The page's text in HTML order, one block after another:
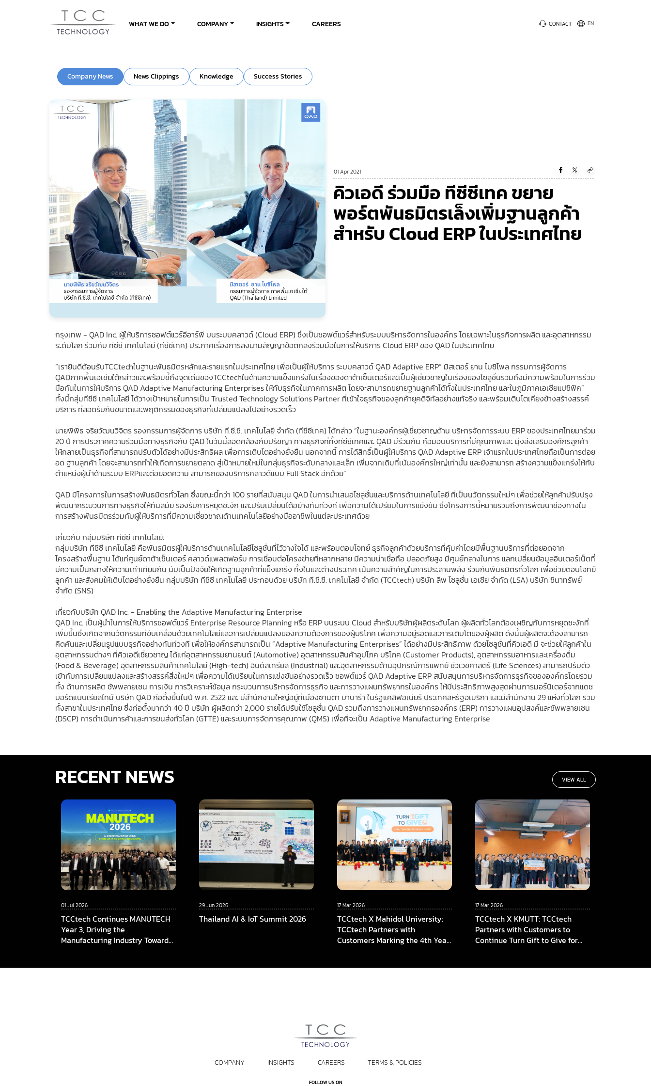
WHAT WE DO COMPANY INSIGHTS CAREERS CONTACT
Company News News Clippings Knowledge Success Stories
01 Apr 2021
คิวเอดี ร่วมมือ ทีซีซีเทค ขยาย
พอร์ตพันธมิตรเล็งเพิ่มฐานลูกค้า
สำหรับ Cloud ERP ในประเทศไทย
กรุงเทพ - QAD Inc. ผู้ให้บริการซอฟต์แวร์อีอาร์พี บนระบบคลาวด์ (Cloud ERP) ซึ่งเป็นซอฟต์แวร์สำหรับระบบบริหารจัดการในองค์กร โดยเฉพาะในธุรกิจการผลิต และอุตสาหกรรม
ระดับโลก ร่วมกับ ทีซีซี เทคโนโลยี (ทีซีซีเทค) ประกาศเรื่องการลงนามสัญญาข้อตกลงร่วมมือในการให้บริการ Cloud ERP ของ QAD ในประเทศไทย
“เรายินดีต้อนรับTCCtechในฐานะพันธมิตรหลักและรายแรกในประเทศไทย เพื่อเป็นผู้ให้บริการ ระบบคลาวด์ QAD Adaptive ERP” มิสเตอร์ ยาน ไบซิโพล กรรมการผู้จัดการ
QADภาคพื้นเอเชียใต้กล่าวและพร้อมชี้ถึงจุดเด่นของTCCtechในด้านความแข็งแกร่งในเรื่องของดาต้าเซ็นเตอร์และเป็นผู้เชี่ยวชาญในเรื่องของโซลูชั่นรวมถึงมีความพร้อมในการร่วม
มือกันในการให้บริการ QAD Adaptive Manufacturing Enterprises ให้กับธุรกิจในภาคการผลิต โดยจะสามารถขยายฐานลูกค้าได้ทั้งในประเทศไทย และในภูมิภาคเอเชียแปซิฟิค”
ทั้งนี้กลุ่มทีซีซี เทคโนโลยี ได้วางเป้าหมายในการเป็น Trusted Technology Solutions Partner ที่เข้าใจธุรกิจของลูกค้ายุคดิจิทัลอย่างแท้จริง และพร้อมเติบโตเคียงข้างสร้างสรรค์
บริการ ที่สอดรับกับขนาดและพฤติกรรมของธุรกิจที่เปลี่ยนแปลงไปอย่างรวดเร็ว
นายพิพิธ จริยวัฒนวิจิตร รองกรรมการผู้จัดการ บริษัท ที.ซี.ซี. เทคโนโลยี จำกัด (ทีซีซีเทค) ได้กล่าว “ในฐานะองค์กรผู้เชี่ยวชาญด้าน บริหารจัดการระบบ ERP ของประเทศไทยมาร่วม
20 ปี การประกาศความร่วมมือทางธุรกิจกับ QAD ในวันนี้สอดคล้องกับปรัชญา ทางธุรกิจที่ทั้งทีซีซีเทคและ QAD มีร่วมกัน คือมอบบริการที่มีคุณภาพและ มุ่งส่งเสริมองค์กรลูกค้า
ให้กลายเป็นธุรกิจที่สามารถปรับตัวได้อย่างมีประสิทธิผล เพื่อการเติบโตอย่างยั่งยืน นอกจากนี้ การได้สิทธิ์เป็นผู้ให้บริการ QAD Adaptive ERP เจ้าแรกในประเทศไทยถือเป็นการต่อย
อด ฐานลูกค้า โดยจะสามารถทำให้เกิดการขยายตลาด สู่เป้าหมายใหม่ในกลุ่มธุรกิจระดับกลางและเล็ก เพิ่มจากเดิมที่เน้นองค์กรใหญ่เท่านั้น และยังสามารถ สร้างความแข็งแกร่งให้กับ
ตำแหน่งผู้นำด้านระบบ ERPและต่อยอดความ สามารถของบริการคลาวด์แบบ Full Stack อีกด้วย”
QAD มีโครงการในการสร้างพันธมิตรทั่วโลก ซึ่งขณะนี้กว่า 100 รายที่สนับสนุน QAD ในการนำเสนอโซลูชั่นและบริการด้านเทคโนโลยี ที่เป็นนวัตกรรมใหม่ๆ เพื่อช่วยให้ลูกค้าปรับปรุง
พัฒนากระบวนการทางธุรกิจให้ทันสมัย รองรับการหยุดชะงัก และปรับเปลี่ยนได้อย่างทันท่วงที เพื่อความได้เปรียบในการแข่งขัน ซึ่งโครงการนี้หมายรวมถึงการพัฒนาช่องทางใน
การสร้างพันธมิตรร่วมกับผู้ให้บริการที่มีความเชี่ยวชาญด้านเทคโนโลยีอย่างมืออาชีพในแต่ละประเทศด้วย
เกี่ยวกับ กลุ่มบริษัท ทีซีซี เทคโนโลยี:
กลุ่มบริษัท ทีซีซี เทคโนโลยี คือพันธมิตรผู้ให้บริการด้านเทคโนโลยีโซลูชั่นที่ไว้วางใจได้ และพร้อมตอบโจทย์ ธุรกิจลูกค้าด้วยบริการที่คุ้มค่าโดยมีพื้นฐานบริการที่ต่อยอดจาก
โครงสร้างพื้นฐาน ได้แก่ศูนย์ดาต้าเซ็นเตอร์ คลาวด์แพลตฟอร์ม การเชื่อมต่อโครงข่ายที่หลากหลาย มีความน่าเชื่อถือ ปลอดภัยสูง มีศูนย์กลางในการ แลกเปลี่ยนข้อมูลอินเตอร์เน็ตที่
มีความเป็นกลางให้ความเท่าเทียมกัน นับเป็นปัจจัยให้เกิดฐานลูกค้าที่แข็งแกร่ง ทั้งในและต่างประเทศ เน้นความสำคัญในการประสานพลัง ร่วมกับพันธมิตรทั่วโลก เพื่อช่วยตอบโจทย์
ลูกค้า และสังคมให้เติบโตอย่างยั่งยืน กลุ่มบริษัท ทีซีซี เทคโนโลยี ประกอบด้วย บริษัท ที.ซี.ซี. เทคโนโลยี จำกัด (TCCtech) บริษัท ลีพ โซลูชั่น เอเชีย จำกัด (LSA) บริษัท ชินาทรัพย์
จำกัด (SNS)
เกี่ยวกับบริษัท QAD Inc. - Enabling the Adaptive Manufacturing Enterprise
QAD Inc. เป็นผู้นำในการให้บริการซอฟต์แวร์ Enterprise Resource Planning หรือ ERP บนระบบ Cloud สำหรับบริษัทผู้ผลิตระดับโลก ผู้ผลิตทั่วโลกต้องเผชิญกับการหยุดชะงักที่
เพิ่มขึ้นซึ่งเกิดจากนวัตกรรมที่ขับเคลื่อนด้วยเทคโนโลยีและการเปลี่ยนแปลงของความต้องการของผู้บริโภค เพื่อความอยู่รอดและการเติบโตของผู้ผลิต ดังนั้นผู้ผลิตจะต้องสามารถ
คิดค้นและเปลี่ยนรูปแบบธุรกิจอย่างทันท่วงที เพื่อให้องค์กรสามารถเป็น “Adaptive Manufacturing Enterprises” ได้อย่างมีประสิทธิภาพ ด้วยโซลูชั่นที่คิวเอดี มี จะช่วยให้ลูกค้าใน
อุตสาหกรรมต่างๆ ที่คิวเอดีเชี่ยวชาญ ได้แก่อุตสาหกรรมยานยนต์ (Automotive) อุตสาหกรรมสินค้าอุปโภค บริโภค (Customer Products), อุตสาหกรรมอาหารและเครื่องดื่ม
(Food & Beverage) อุตสาหกรรมสินค้าเทคโนโลยี (High-tech) อินดัสเทรียล (Industrial) และอุตสาหกรรมด้านอุปกรณ์การแพทย์ ชีวเวชศาสตร์ (Life Sciences) สามารถปรับตัว
เข้ากับการเปลี่ยนแปลงและสร้างสรรค์สิ่งใหม่ๆ เพื่อความได้เปรียบในการแข่งขันอย่างรวดเร็ว ซอฟต์แวร์ QAD Adaptive ERP สนับสนุนการบริหารจัดการธุรกิจขององค์กรโดยรวม
ทั้ง ด้านการผลิต ซัพพลายเชน การเงิน การวิเคราะห์ข้อมูล กระบวนการบริหารจัดการธุรกิจ และการวางแผนทรัพยากรในองค์กร ให้มีประสิทธิภาพสูงสุดผ่านการมอร์นิเตอร์จากแดช
บอร์ดแบบเรียลไทม์ บริษัท QAD ก่อตั้งขึ้นในปี พ.ศ. 2522 และ มีสำนักงานใหญ่อยู่ที่เมืองซานตา บาบาร่า ในรัฐแคลิฟอเนียร์ ประเทศสหรัฐอเมริกา และมีสำนักงาน 29 แห่งทั่วโลก รวม
ทั้งสาขาในประเทศไทย ซึ่งก่อตั้งมากว่า 40 ปี บริษัท ผู้ผลิตกว่า 2,000 รายได้ปรับใช้โซลูชั่น QAD รวมถึงการวางแผนทรัพยากรองค์กร (ERP) การวางแผนอุปสงค์และซัพพลายเชน
(DSCP) การดำเนินการค้าและการขนส่งทั่วโลก (GTTE) และระบบการจัดการคุณภาพ (QMS) เพื่อที่จะเป็น Adaptive Manufacturing Enterprise
RECENT NEWS VIEW ALL
01 Jul 2026
TCCtech Continues MANUTECH
Year 3, Driving the
Manufacturing Industry Towards
29 Jun 2026
Thailand AI & IoT Summit 2026
17 Mar 2026
TCCtech X Mahidol University:
TCCtech Partners with
Customers Marking the 4th Year
17 Mar 2026
TCCtech X KMUTT: TCCtech
Partners with Customers to
Continue Turn Gift to Give for
COMPANY INSIGHTS CAREERS TERMS & POLICIES
FOLLOW US ON